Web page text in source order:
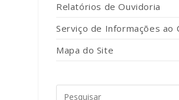
Relatórios de Ouvidoria
Serviço de Informações ao
Mapa do Site